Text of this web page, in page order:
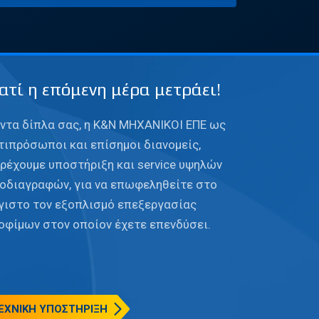
η επόμενη μέρα μετράει!
δίπλα σας, η Κ&Ν ΜΗΧΑΝΙΚΟΙ ΕΠΕ ως
και επίσημοι διανομείς,
υποστήριξη και service υψηλών
για να επωφεληθείτε στο
τον εξοπλισμό επεξεργασίας
στον οποίον έχετε επενδύσει.
ΥΠΟΣΤΗΡΙΞΗ